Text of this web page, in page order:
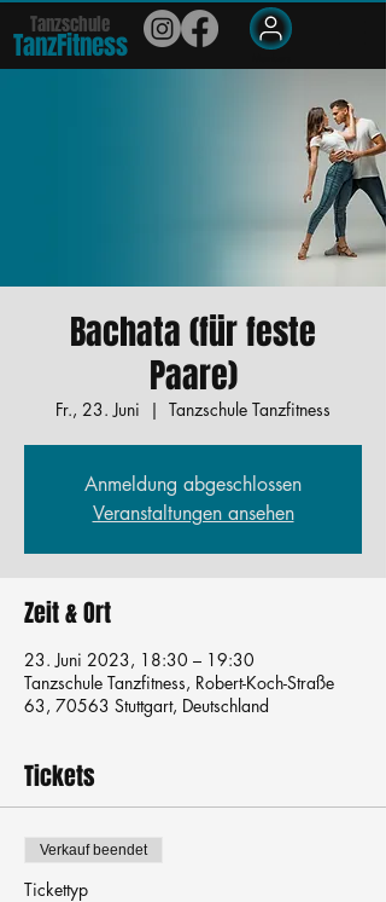
Tanzschule
TanzFitness
Bachata (für feste
Paare)
Fr., 23. Juni
  |
Tanzschule Tanzfitness
Anmeldung abgeschlossen
Veranstaltungen ansehen
Zeit & Ort
23. Juni 2023, 18:30 – 19:30
Tanzschule Tanzfitness, Robert-Koch-Straße
63, 70563 Stuttgart, Deutschland
Tickets
Verkauf beendet
Tickettyp